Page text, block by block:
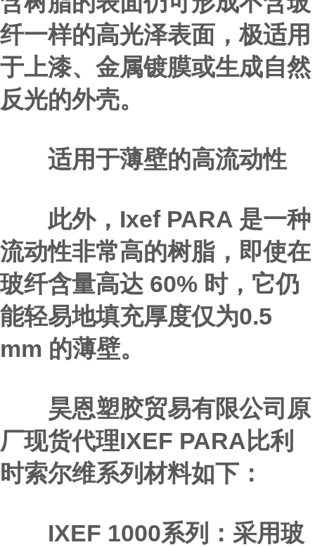
纤一样的高光泽表面，极适用
于上漆、金属镀膜或生成自然
反光的外壳。
适用于薄壁的高流动性
此外，Ixef PARA 是一种
流动性非常高的树脂，即使在
玻纤含量高达 60% 时，它仍
能轻易地填充厚度仅为0.5
mm 的薄壁。
昊恩塑胶贸易有限公司原
厂现货代理IXEF PARA比利
时索尔维系列材料如下：
IXEF 1000系列：采用玻